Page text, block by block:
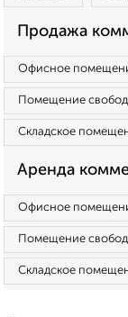
Продажа
Офисное
Помещение
Складское
Аренда
Офисное
Помещение
Складское